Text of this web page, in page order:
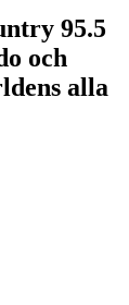
95.5
och
alla